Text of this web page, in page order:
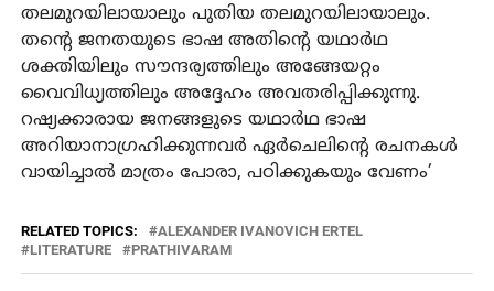
തലമുറയിലായാലും പുതിയ തലമുറയിലായാലും.
തന്റെ ജനതയുടെ ഭാഷ അതിന്റെ യഥാർഥ
ശക്തിയിലും സൗന്ദര്യത്തിലും അങ്ങേയറ്റം
വൈവിധ്യത്തിലും അദ്ദേഹം അവതരിപ്പിക്കുന്നു.
റഷ്യക്കാരായ ജനങ്ങളുടെ യഥാർഥ ഭാഷ
അറിയാനാഗ്രഹിക്കുന്നവർ ഏർചെലിന്റെ രചനകൾ
വായിച്ചാൽ മാത്രം പോരാ, പഠിക്കുകയും വേണം’
RELATED TOPICS:
ALEXANDER IVANOVICH ERTEL
LITERATURE
PRATHIVARAM